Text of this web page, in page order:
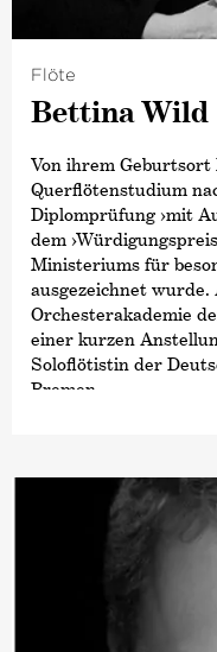
Flöte
Bettina Wild
Von ihrem
Querflötenstudium
Diplomprüfung ›mit
dem
Ministeriums für
ausgezeichnet
Orchesterakademie
einer kurzen
Soloflötistin der
Bremen.
Dozentin von
Dortmund und an der